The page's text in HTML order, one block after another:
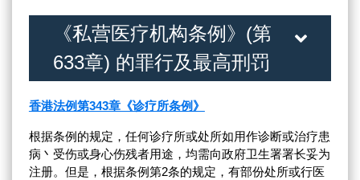
《私营医疗机构条例》(第
633章) 的罪行及最高刑罚
香港法例第343章《诊疗所条例》
根据条例的规定，任何诊疗所或处所如用作诊断或治疗患
病丶受伤或身心伤残者用途，均需向政府卫生署署长妥为
注册。但是，根据条例第2条的规定，有部份处所或行医